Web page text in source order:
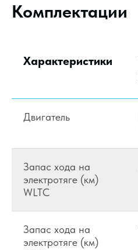
Комплектации
Характеристики
Двигатель
Запас хода на
электротяге (км)
WLTC
Запас хода на
электротяге (км)